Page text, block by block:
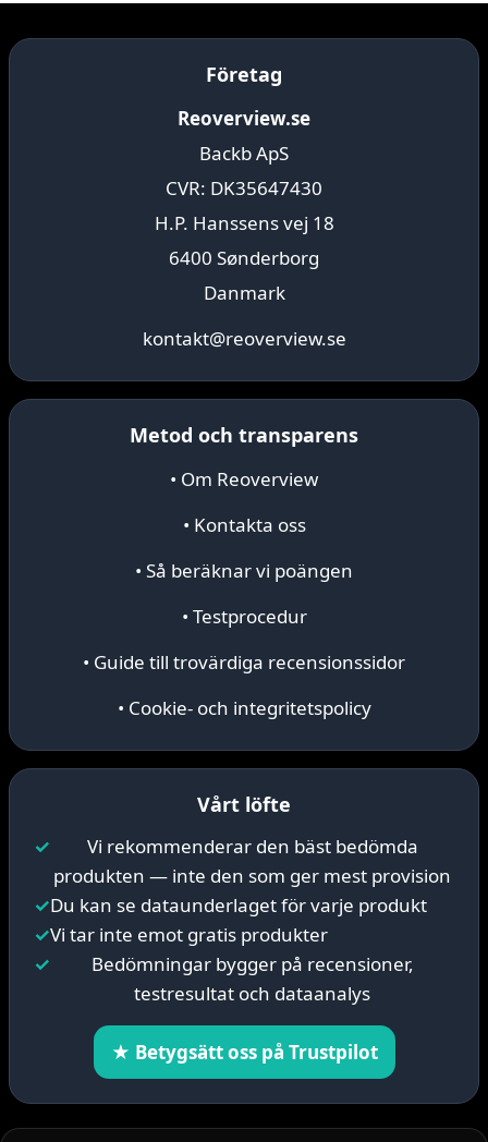
Företag
Reoverview.se
Backb ApS
CVR: DK35647430
H.P. Hanssens vej 18
6400 Sønderborg
Danmark
kontakt@reoverview.se
Metod och transparens
• Om Reoverview
• Kontakta oss
• Så beräknar vi poängen
• Testprocedur
• Guide till trovärdiga recensionssidor
• Cookie- och integritetspolicy
Vårt löfte
✓
Vi rekommenderar den bäst bedömda
produkten — inte den som ger mest provision
✓Du kan se dataunderlaget för varje produkt
✓Vi tar inte emot gratis produkter
✓
Bedömningar bygger på recensioner,
testresultat och dataanalys
★ Betygsätt oss på Trustpilot